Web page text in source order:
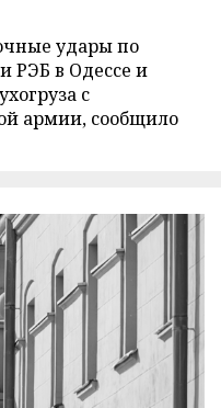
удары по
РЭБ в Одессе и
с
армии, сообщило